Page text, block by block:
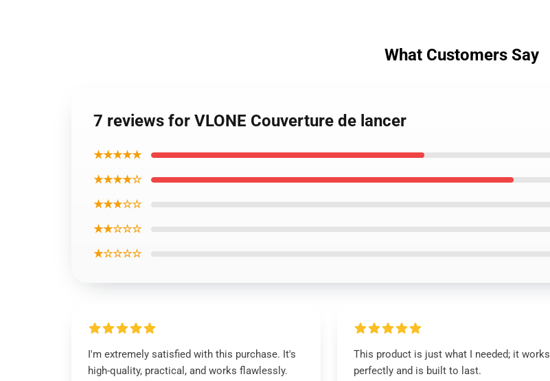
What Customers Say
7 reviews for VLONE Couverture de lancer
★★★★★
★★★★☆
★★★☆☆
★★☆☆☆
★☆☆☆☆
I'm extremely satisfied with this purchase. It's
high-quality, practical, and works flawlessly.
This product is just what I needed; it works
perfectly and is built to last.